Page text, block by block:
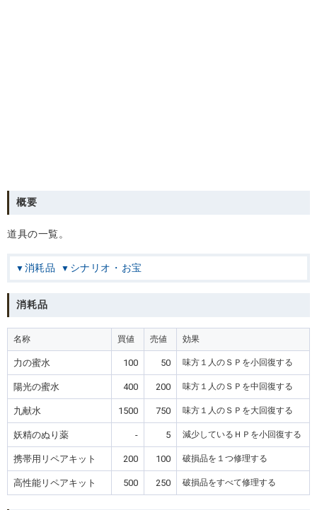
概要
道具の一覧。
消耗品 シナリオ・お宝
消耗品
名称 買値 売値 効果
力の蜜水 100 50 味方１人のＳＰを小回復する
陽光の蜜水 400 200 味方１人のＳＰを中回復する
九献水 1500 750 味方１人のＳＰを大回復する
妖精のぬり薬 - 5 減少しているＨＰを小回復する
携帯用リペアキット 200 100 破損品を１つ修理する
高性能リペアキット 500 250 破損品をすべて修理する